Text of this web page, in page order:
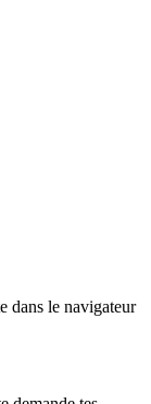
dans le navigateur